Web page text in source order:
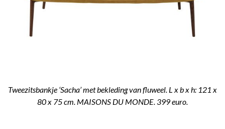
Tweezitsbankje ‘Sacha’ met bekleding van fluweel. L x b x h: 121 x
80 x 75 cm. MAISONS DU MONDE. 399 euro.